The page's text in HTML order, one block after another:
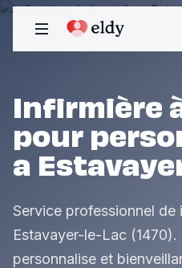
Infirmière
pour
a
Service professionnel de
Estavayer-le-Lac
personnalise et